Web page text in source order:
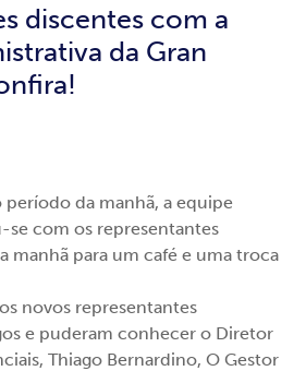
discentes com a
da Gran
período da manhã, a equipe
com os representantes
manhã para um café e uma troca
novos representantes
e puderam conhecer o Diretor
Thiago Bernardino, O Gestor